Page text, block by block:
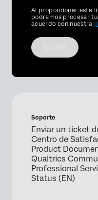
Privacy
Optin
Al proporcionar esta
podremos procesar
acuerdo con nuestra
Soporte
Enviar un ticket
Centro de
Product
Qualtrics
Professional
Status (EN)